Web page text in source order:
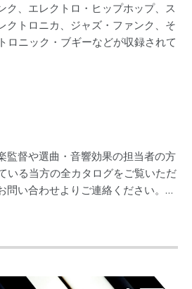
ク、エレクトロ・ヒップホップ、ス
クトロニカ、ジャズ・ファンク、そ
ロニック・ブギーなどが収録されて
監督や選曲・音響効果の担当者の方
いる当方の全カタログをご覧いただ
問い合わせよりご連絡ください。…